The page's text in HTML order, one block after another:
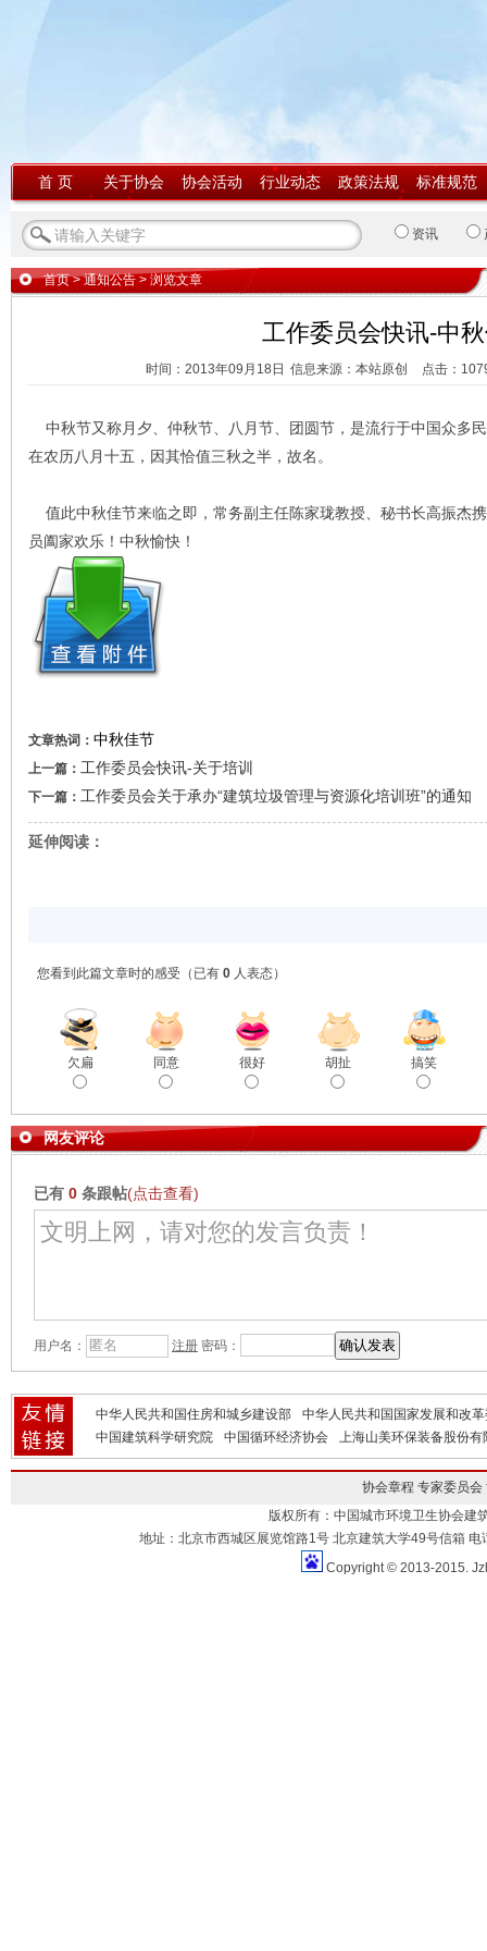
首 页 关于协会 协会活动 行业动态 政策法规 标准规范
资讯
首页>通知公告 > 浏览文章
工作委员会快讯-中
时间：2013年09月18日 信息来源：本站原创 点击：
中秋节又称月夕、仲秋节、八月节、团圆节，是流行于中国众多
在农历八月十五，因其恰值三秋之半，故名。
值此中秋佳节来临之即，常务副主任陈家珑教授、秘书长高振杰
员阖家欢乐！中秋愉快！
文章热词： 中秋佳节
上一篇： 工作委员会快讯-关于培训
下一篇： 工作委员会关于承办“建筑垃圾管理与资源化培训班”的通知
延伸阅读：
您看到此篇文章时的感受 （已有 0 人表态）
欠扁 同意 很好 胡扯 搞笑
网友评论
已有 0 条跟帖(点击查看)
用户名： 注册 密码：
中华人民共和国住房和城乡建设部
中华人民共和国国家发展和改
中国建筑科学研究院
中国循环经济协会 上海山美环保装备股份有
协会章程 专家委员会
版权所有：中国城市环境卫生协会建
地址：北京市西城区展览馆路1号 北京建筑大学49号信箱
Copyright © 2013-2015.